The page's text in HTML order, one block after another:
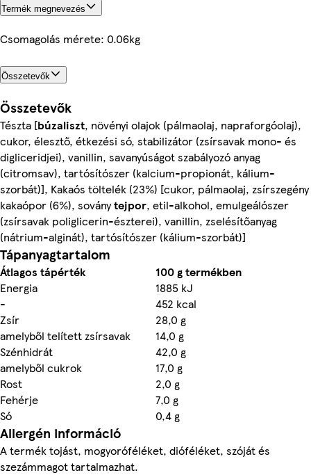
Termék megnevezés
Csomagolás mérete: 0.06kg
Összetevők
Összetevők
Tészta [búzaliszt, növényi olajok (pálmaolaj, napraforgóolaj),
cukor, élesztő, étkezési só, stabilizátor (zsírsavak mono- és
digliceridjei), vanillin, savanyúságot szabályozó anyag
(citromsav), tartósítószer (kalcium-propionát, kálium-
szorbát)], Kakaós töltelék (23%) [cukor, pálmaolaj, zsírszegény
kakaópor (6%), soványtejpor, etil-alkohol, emulgeálószer
(zsírsavak poliglicerin-észterei), vanillin, zselésítőanyag
(nátrium-alginát), tartósítószer (kálium-szorbát)]
Tápanyagtartalom
Átlagos tápérték
100 g termékben
Energia
1885 kJ
-
452 kcal
Zsír
28,0 g
amelyből telített zsírsavak
14,0 g
Szénhidrát
42,0 g
amelyből cukrok
17,0 g
Rost
2,0 g
Fehérje
7,0 g
Só
0,4 g
Allergén információ
A termék tojást, mogyoróféléket, dióféléket, szóját és
szezámmagot tartalmazhat.